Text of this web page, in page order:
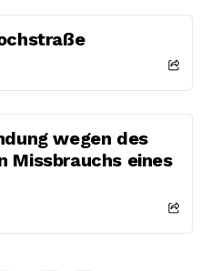
wegen des
Missbrauchs eines